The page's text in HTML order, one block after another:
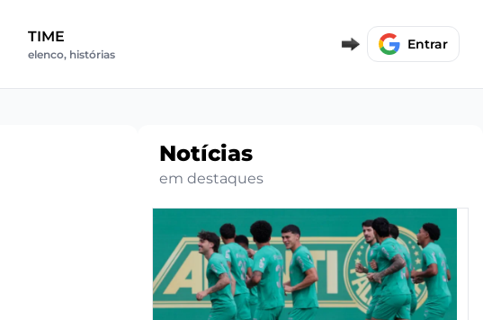
TIME
elenco, histórias
Entrar
Notícias
em destaques